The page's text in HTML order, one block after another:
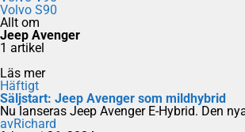
Volvo S90
Allt om
Jeep Avenger
1 artikel
Läs mer
Häftigt
Säljstart: Jeep Avenger som mildhybrid
Nu lanseras Jeep Avenger E-Hybrid. Den
avRichard